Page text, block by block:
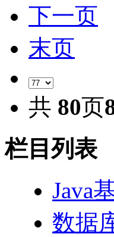
下一页
末页
共 80页
栏目列表
Java
数据